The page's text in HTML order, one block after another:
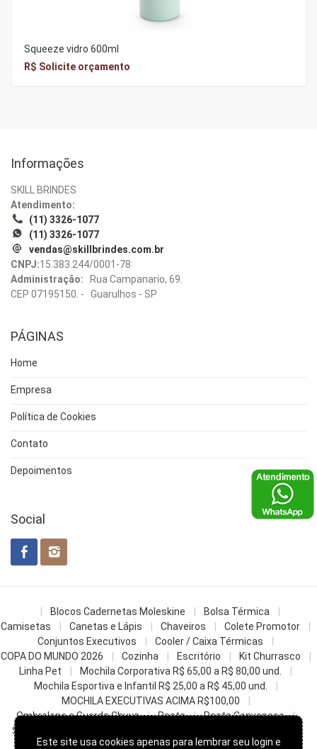
Squeeze vidro 600ml
R$ Solicite orçamento
Informações
SKILL BRINDES
Atendimento:
(11) 3326-1077
(11) 3326-1077
vendas@skillbrindes.com.br
CNPJ:15.383.244/0001-78
Administração: Rua Campanario, 69.
CEP 07195150. - Guarulhos - SP
PÁGINAS
Home
Empresa
Política de Cookies
Contato
Depoimentos
Social
Blocos Cadernetas Moleskine
Bolsa Térmica
Camisetas
Canetas e Lápis Chaveiros
Colete Promotor
Conjuntos Executivos
Cooler / Caixa Térmicas
COPA DO MUNDO 2026
Cozinha Escritório
Kit Churrasco
Linha Pet
Mochila Corporativa R$ 65,00 a R$ 80,00 und.
Mochila Esportiva e Infantil R$ 25,00 a R$ 45,00 und.
MOCHILA EXECUTIVAS ACIMA R$100,00
Ombrelone e Guarda Chuva
Pasta
Pasta Convencao
Sacochila mochila saco
z- Datas Comemorativas
Este site usa cookies apenas para lembrar seu login e